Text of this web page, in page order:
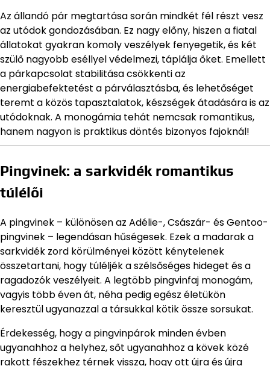
Az állandó pár megtartása során mindkét fél részt vesz
az utódok gondozásában. Ez nagy előny, hiszen a fiatal
állatokat gyakran komoly veszélyek fenyegetik, és két
szülő nagyobb eséllyel védelmezi, táplálja őket. Emellett
a párkapcsolat stabilitása csökkenti az
energiabefektetést a párválasztásba, és lehetőséget
teremt a közös tapasztalatok, készségek átadására is az
utódoknak. A monogámia tehát nemcsak romantikus,
hanem nagyon is praktikus döntés bizonyos fajoknál!
Pingvinek: a sarkvidék romantikus
túlélői
A pingvinek – különösen az Adélie-, Császár- és Gentoo-
pingvinek – legendásan hűségesek. Ezek a madarak a
sarkvidék zord körülményei között kénytelenek
összetartani, hogy túléljék a szélsőséges hideget és a
ragadozók veszélyeit. A legtöbb pingvinfaj monogám,
vagyis több éven át, néha pedig egész életükön
keresztül ugyanazzal a társukkal kötik össze sorsukat.
Érdekesség, hogy a pingvinpárok minden évben
ugyanahhoz a helyhez, sőt ugyanahhoz a kövek közé
rakott fészekhez térnek vissza, hogy ott újra és újra